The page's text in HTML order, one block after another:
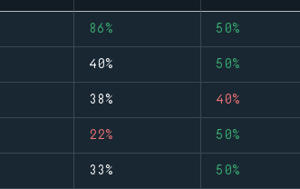
86% 50%
40% 50%
38% 40%
22% 50%
33% 50%